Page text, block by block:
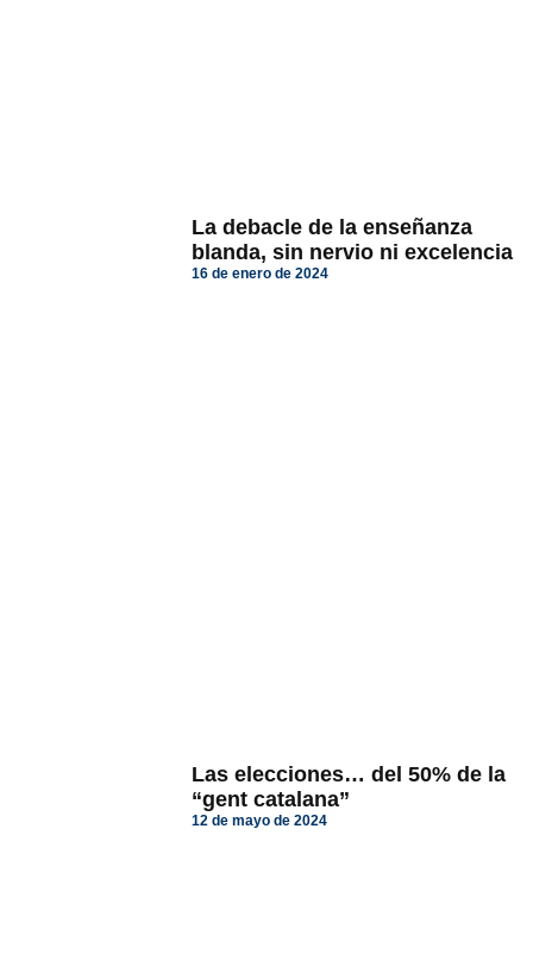
La debacle de la enseñanza
blanda, sin nervio ni excelencia
16 de enero de 2024
Las elecciones… del 50% de la
“gent catalana”
12 de mayo de 2024